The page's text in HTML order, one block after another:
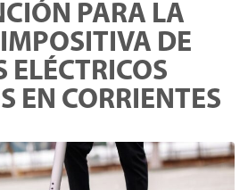
PARA LA
DE
ELÉCTRICOS
EN CORRIENTES